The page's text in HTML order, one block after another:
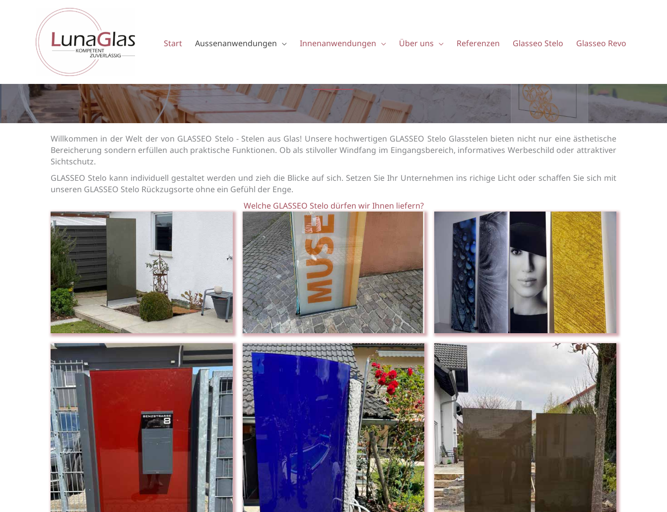
Start
Aussenanwendungen Innenanwendungen Über uns Referenzen Glasseo Stelo Glasseo Revo
Willkommen in der Welt der von GLASSEO Stelo - Stelen aus Glas! Unsere hochwertigen GLASSEO Stelo Glasstelen bieten nicht nur eine ästhetische
Bereicherung sondern erfüllen auch praktische Funktionen. Ob als stilvoller Windfang im Eingangsbereich, informatives Werbeschild oder attraktiver
Sichtschutz.
GLASSEO Stelo kann individuell gestaltet werden und zieh die Blicke auf sich. Setzen Sie Ihr Unternehmen ins richige Licht oder schaffen Sie sich mit
unseren GLASSEO Stelo Rückzugsorte ohne ein Gefühl der Enge.
Welche GLASSEO Stelo dürfen wir Ihnen liefern?